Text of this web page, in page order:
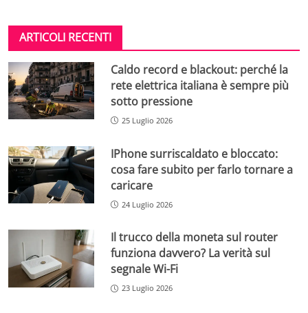
ARTICOLI RECENTI
Caldo record e blackout: perché la
rete elettrica italiana è sempre più
sotto pressione
25 Luglio 2026
IPhone surriscaldato e bloccato:
cosa fare subito per farlo tornare a
caricare
24 Luglio 2026
Il trucco della moneta sul router
funziona davvero? La verità sul
segnale Wi-Fi
23 Luglio 2026